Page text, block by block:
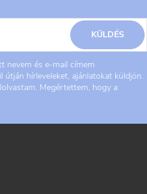
nevem és e-mail címem
útján hírleveleket, ajánlatokat küldjön.
Megértettem, hogy a
KÜLDÉS